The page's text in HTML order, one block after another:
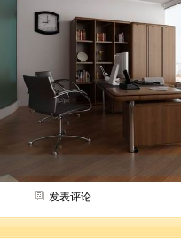
发表评论